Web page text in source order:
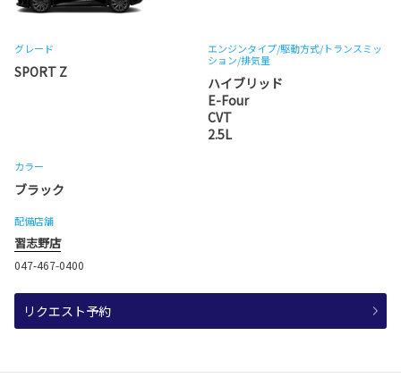
グレード
SPORT Z
エンジンタイプ/駆動方式/トランスミッ
ション/排気量
ハイブリッド
E-Four
CVT
2.5L
カラー
ブラック
配備店舗
習志野店
047-467-0400
リクエスト予約